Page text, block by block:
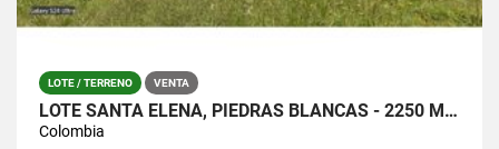
LOTE / TERRENO VENTA
LOTE SANTA ELENA, PIEDRAS BLANCAS - 2250 MTS / $380.000.0000
Colombia